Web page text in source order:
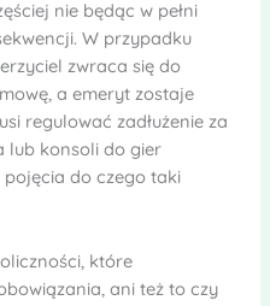
nie będąc w pełni
W przypadku
zwraca się do
a emeryt zostaje
regulować zadłużenie za
lub konsoli do gier
do czego taki
które
ani też to czy